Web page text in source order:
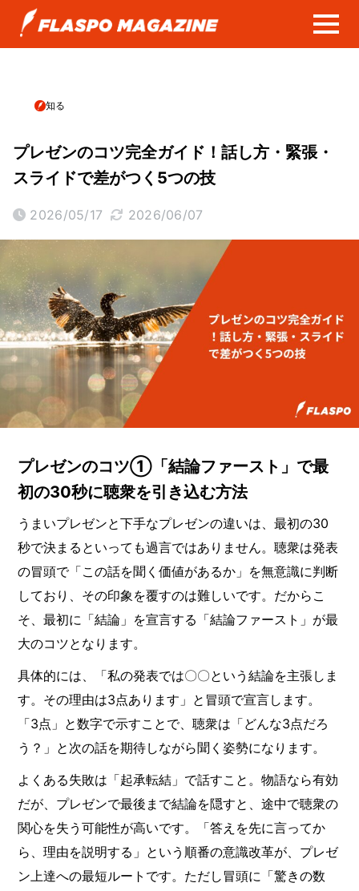
知る
プレゼンのコツ完全ガイド！話し方・緊張・
スライドで差がつく5つの技
2026/05/17 2026/06/07
プレゼンのコツ①「結論ファースト」で最
初の30秒に聴衆を引き込む方法
うまいプレゼンと下手なプレゼンの違いは、最初の30
秒で決まるといっても過言ではありません。聴衆は発表
の冒頭で「この話を聞く価値があるか」を無意識に判断
しており、その印象を覆すのは難しいです。だからこ
そ、最初に「結論」を宣言する「結論ファースト」が最
大のコツとなります。
具体的には、「私の発表では〇〇という結論を主張しま
す。その理由は3点あります」と冒頭で宣言します。
「3点」と数字で示すことで、聴衆は「どんな3点だろ
う？」と次の話を期待しながら聞く姿勢になります。
よくある失敗は「起承転結」で話すこと。物語なら有効
だが、プレゼンで最後まで結論を隠すと、途中で聴衆の
関心を失う可能性が高いです。「答えを先に言ってか
ら、理由を説明する」という順番の意識改革が、プレゼ
ン上達への最短ルートです。ただし冒頭に「驚きの数